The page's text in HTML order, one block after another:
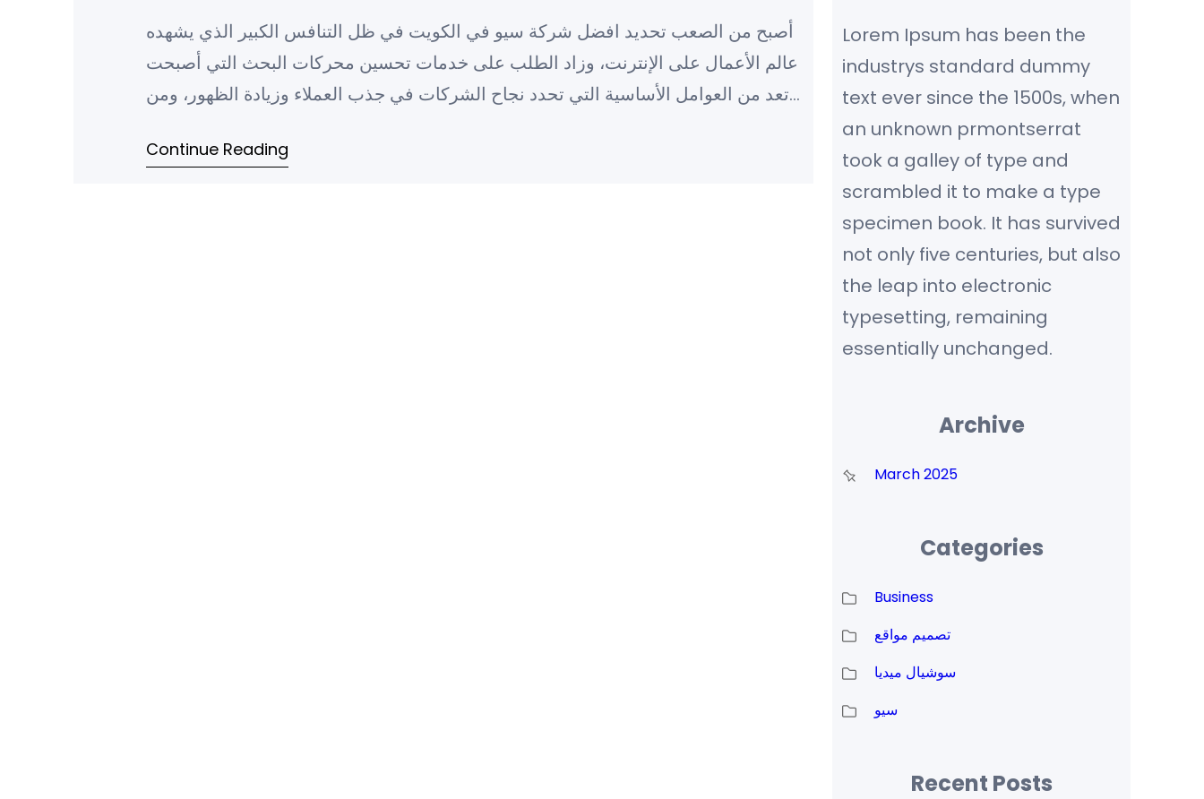
أصبح من الصعب تحديد افضل شركة سيو في الكويت في ظل التنافس الكبير الذي يشهده
عالم الأعمال على الإنترنت، وزاد الطلب على خدمات تحسين محركات البحث التي أصبحت
تعد من العوامل الأساسية التي تحدد نجاح الشركات في جذب العملاء وزيادة الظهور، ومن
Continue Reading
Lorem Ipsum has been the
industrys standard dummy
text ever since the 1500s, when
an unknown prmontserrat
took a galley of type and
scrambled it to make a type
specimen book. It has survived
not only five centuries, but also
the leap into electronic
typesetting, remaining
essentially unchanged.
Archive
March 2025
Categories
Business
تصميم مواقع
سوشيال ميديا
سيو
Recent Posts